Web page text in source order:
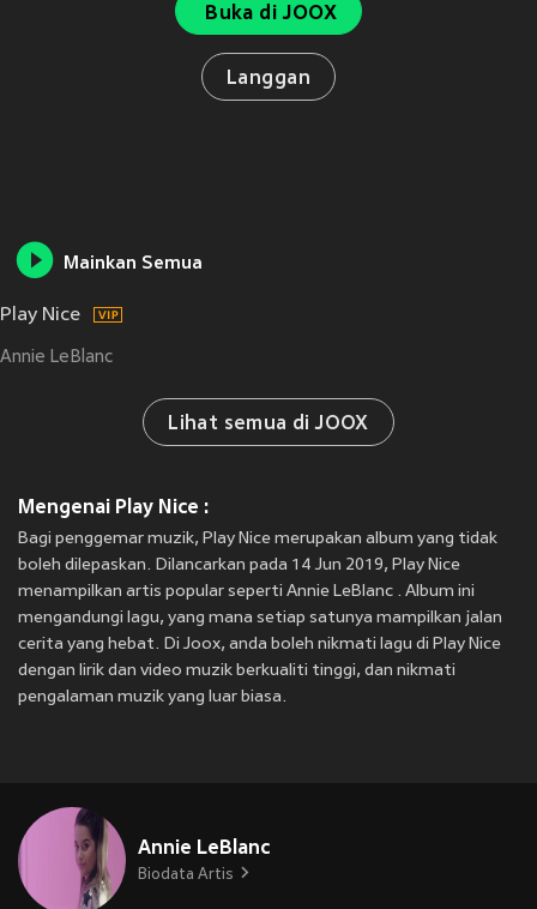
Buka di JOOX
Langgan
Mainkan Semua
Play Nice
Annie LeBlanc
Lihat semua di JOOX
Mengenai Play Nice :
Bagi penggemar muzik, Play Nice merupakan album yang tidak
boleh dilepaskan. Dilancarkan pada 14 Jun 2019, Play Nice
menampilkan artis popular seperti Annie LeBlanc . Album ini
mengandungi lagu, yang mana setiap satunya mampilkan jalan
cerita yang hebat. Di Joox, anda boleh nikmati lagu di Play Nice
dengan lirik dan video muzik berkualiti tinggi, dan nikmati
pengalaman muzik yang luar biasa.
Annie LeBlanc
Biodata Artis